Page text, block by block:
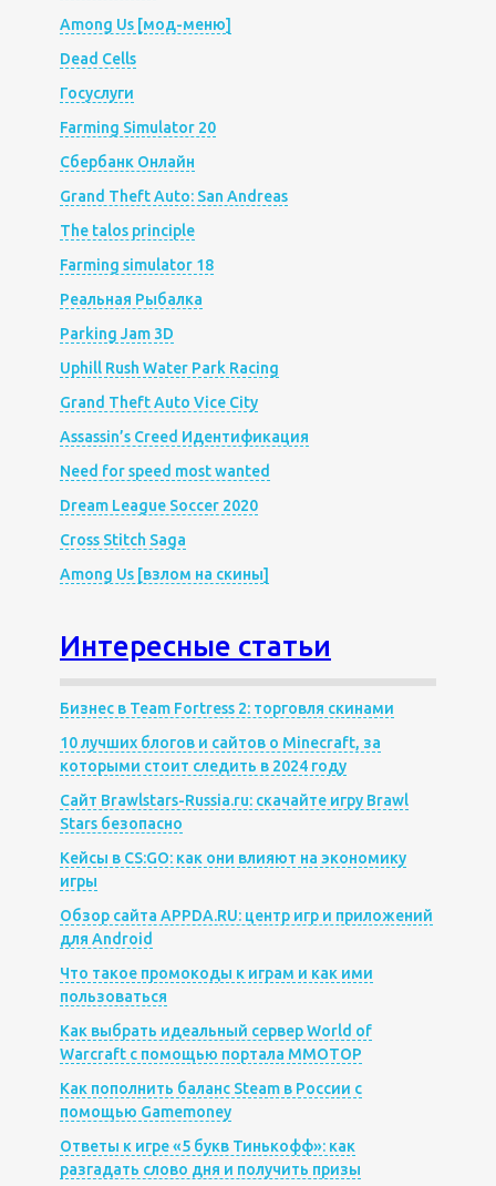
Among Us [мод-меню]
Dead Cells
Госуслуги
Farming Simulator 20
Сбербанк Онлайн
Grand Theft Auto: San Andreas
The talos principle
Farming simulator 18
Реальная Рыбалка
Parking Jam 3D
Uphill Rush Water Park Racing
Grand Theft Auto Vice City
Assassin’s Creed Идентификация
Need for speed most wanted
Dream League Soccer 2020
Cross Stitch Saga
Among Us [взлом на скины]
Интересные статьи
Бизнес в Team Fortress 2: торговля скинами
10 лучших блогов и сайтов о Minecraft, за
которыми стоит следить в 2024 году
Сайт Brawlstars-Russia.ru: скачайте игру Brawl
Stars безопасно
Кейсы в CS:GO: как они влияют на экономику
игры
Обзор сайта APPDA.RU: центр игр и приложений
для Android
Что такое промокоды к играм и как ими
пользоваться
Как выбрать идеальный сервер World of
Warcraft с помощью портала MMOTOP
Как пополнить баланс Steam в России с
помощью Gamemoney
Ответы к игре «5 букв Тинькофф»: как
разгадать слово дня и получить призы